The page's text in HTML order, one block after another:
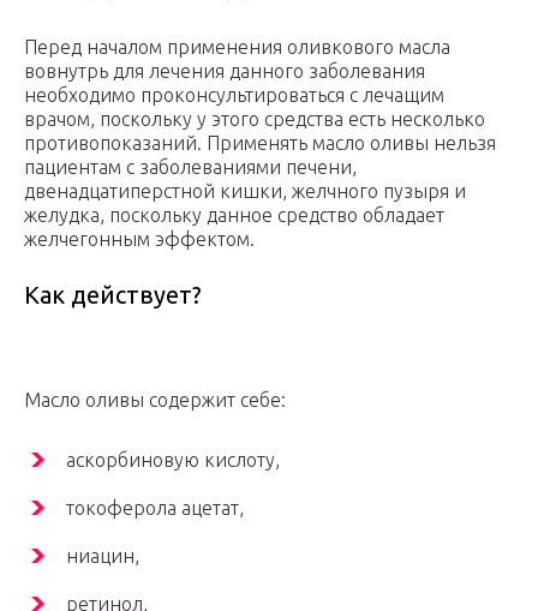
Перед началом применения оливкового масла
вовнутрь для лечения данного заболевания
необходимо проконсультироваться с лечащим
врачом, поскольку у этого средства есть несколько
противопоказаний. Применять масло оливы нельзя
пациентам с заболеваниями печени,
двенадцатиперстной кишки, желчного пузыря и
желудка, поскольку данное средство обладает
желчегонным эффектом.
Как действует?
Масло оливы содержит себе:
аскорбиновую кислоту,
токоферола ацетат,
ниацин,
ретинол,